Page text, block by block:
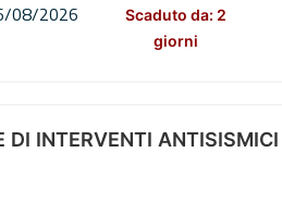
08/2026
Scaduto da: 2
giorni
DI INTERVENTI